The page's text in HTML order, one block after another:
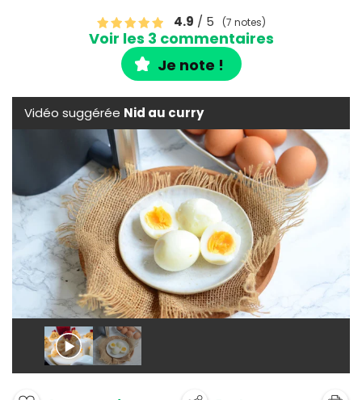
4.9 / 5 (7 notes)
Voir les 3 commentaires
Je note !
Vidéo suggérée Nid au curry